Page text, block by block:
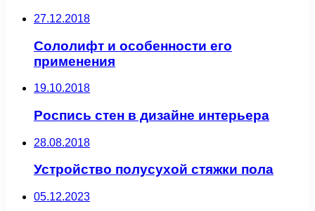
27.12.2018
Сололифт и особенности его
применения
19.10.2018
Роспись стен в дизайне интерьера
28.08.2018
Устройство полусухой стяжки пола
05.12.2023